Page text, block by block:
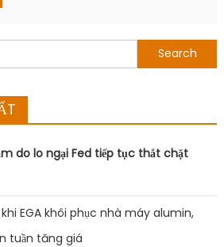
do lo ngại Fed tiếp tục thắt chặt
EGA khôi phục nhà máy alumin,
tuần tăng giá